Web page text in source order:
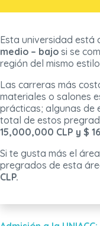
Esta universidad está
medio – bajo si se
región del mismo
Las carreras más
materiales o salones
prácticas; algunas de
total de estos
15,000,000 CLP y $
Si te gusta más el
pregrados de esta
CLP.